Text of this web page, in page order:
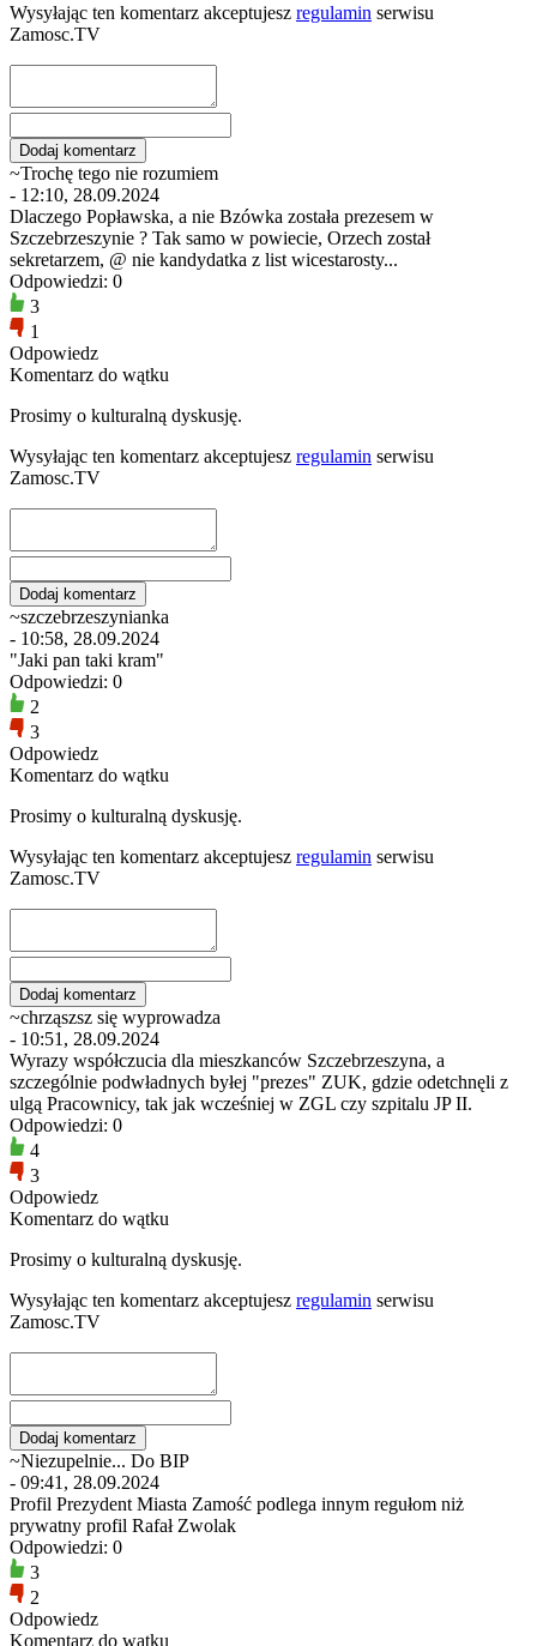
Wysyłając ten komentarz akceptujesz regulamin serwisu
Zamosc.TV
~Trochę tego nie rozumiem
- 12:10, 28.09.2024
Dlaczego Popławska, a nie Bzówka została prezesem w
Szczebrzeszynie ? Tak samo w powiecie, Orzech został
sekretarzem, @ nie kandydatka z list wicestarosty...
Odpowiedzi: 0
3
1
Odpowiedz
Komentarz do wątku
Prosimy o kulturalną dyskusję.
Wysyłając ten komentarz akceptujesz regulamin serwisu
Zamosc.TV
~szczebrzeszynianka
- 10:58, 28.09.2024
"Jaki pan taki kram"
Odpowiedzi: 0
2
3
Odpowiedz
Komentarz do wątku
Prosimy o kulturalną dyskusję.
Wysyłając ten komentarz akceptujesz regulamin serwisu
Zamosc.TV
~chrząszsz się wyprowadza
- 10:51, 28.09.2024
Wyrazy współczucia dla mieszkanców Szczebrzeszyna, a
szczególnie podwładnych byłej "prezes" ZUK, gdzie odetchnęli z
ulgą Pracownicy, tak jak wcześniej w ZGL czy szpitalu JP II.
Odpowiedzi: 0
4
3
Odpowiedz
Komentarz do wątku
Prosimy o kulturalną dyskusję.
Wysyłając ten komentarz akceptujesz regulamin serwisu
Zamosc.TV
~Niezupelnie... Do BIP
- 09:41, 28.09.2024
Profil Prezydent Miasta Zamość podlega innym regułom niż
prywatny profil Rafał Zwolak
Odpowiedzi: 0
3
2
Odpowiedz
Komentarz do wątku